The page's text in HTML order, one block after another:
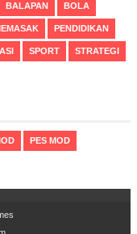
BALAPAN BOLA
PENDIDIKAN
SPORT STRATEGI
PES MOD